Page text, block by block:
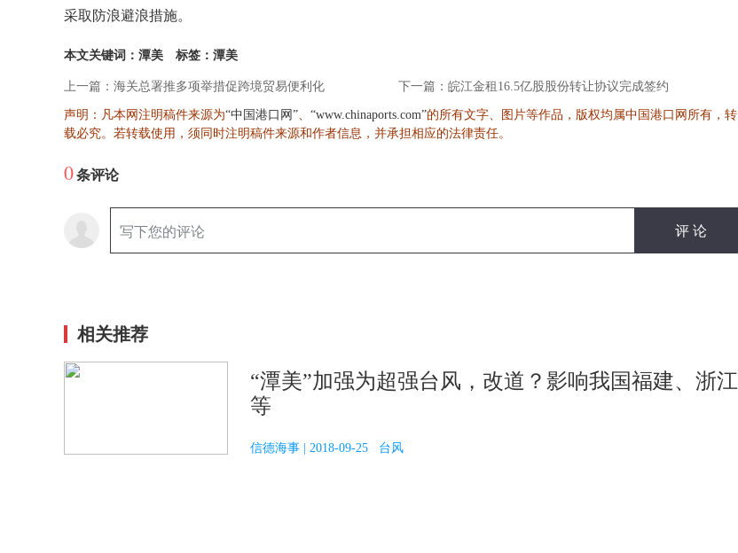
采取防浪避浪措施。
本文关键词：潭美 标签：潭美
上一篇：海关总署推多项举措促跨境贸易便利化 下一篇：皖江金租16.5亿股股份转让协议完成签约
声明：凡本网注明稿件来源为“中国港口网”、 “www.chinaports.com”的所有文字、图片等作品，版权均属中国港口网所有，转
载必究。若转载使用，须同时注明稿件来源和作者信息，并承担相应的法律责任。
0条评论
相关推荐
“潭美”加强为超强台风，改道？影响我国福建、浙江
等
信德海事 | 2018-09-25 台风